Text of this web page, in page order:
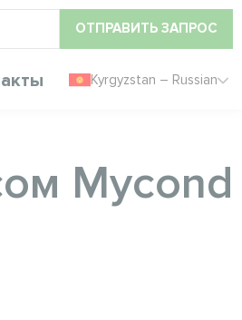
ОТПРАВИТЬ ЗАПРОС
Kyrgyzstan – Russian
Mycond